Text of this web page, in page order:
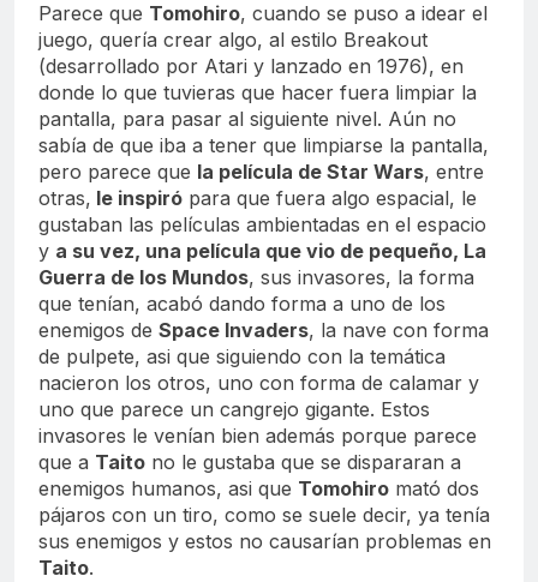
Parece que Tomohiro, cuando se puso a idear el
juego, quería crear algo, al estilo Breakout
(desarrollado por Atari y lanzado en 1976), en
donde lo que tuvieras que hacer fuera limpiar la
pantalla, para pasar al siguiente nivel. Aún no
sabía de que iba a tener que limpiarse la pantalla,
pero parece que la película de Star Wars, entre
otras, le inspiró para que fuera algo espacial, le
gustaban las películas ambientadas en el espacio
y a su vez, una película que vio de pequeño, La
Guerra de los Mundos, sus invasores, la forma
que tenían, acabó dando forma a uno de los
enemigos de Space Invaders, la nave con forma
de pulpete, asi que siguiendo con la temática
nacieron los otros, uno con forma de calamar y
uno que parece un cangrejo gigante. Estos
invasores le venían bien además porque parece
que a Taito no le gustaba que se dispararan a
enemigos humanos, asi que Tomohiro mató dos
pájaros con un tiro, como se suele decir, ya tenía
sus enemigos y estos no causarían problemas en
Taito.